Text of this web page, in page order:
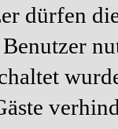
dürfen